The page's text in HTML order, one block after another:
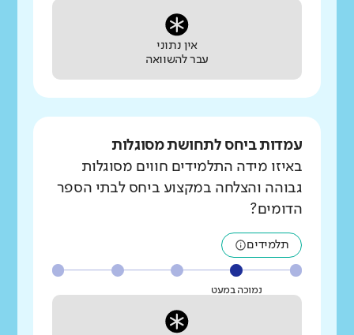
אין נתוני
עבר להשוואה
עמדות ביחס לתחושת מסוגלות
באיזו מידה התלמידים חווים מסוגלות
גבוהה והצלחה במקצוע ביחס לבתי הספר
הדומים?
תלמידים
נמוכה במעט